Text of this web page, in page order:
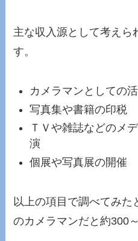
主な収入源として考えら
す。
カメラマンとしての
写真集や書籍の印税
ＴＶや雑誌などのメ
演
個展や写真展の開催
以上の項目で調べてみた
のカメラマンだと約300